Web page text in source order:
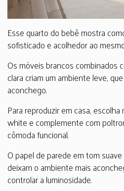
Esse quarto do bebê mostra
sofisticado e acolhedor ao
Os móveis brancos combinados
clara criam um ambiente leve,
aconchego.
Para reproduzir em casa,
white e complemente com
cômoda funcional.
O papel de parede em tom
deixam o ambiente mais
controlar a luminosidade.